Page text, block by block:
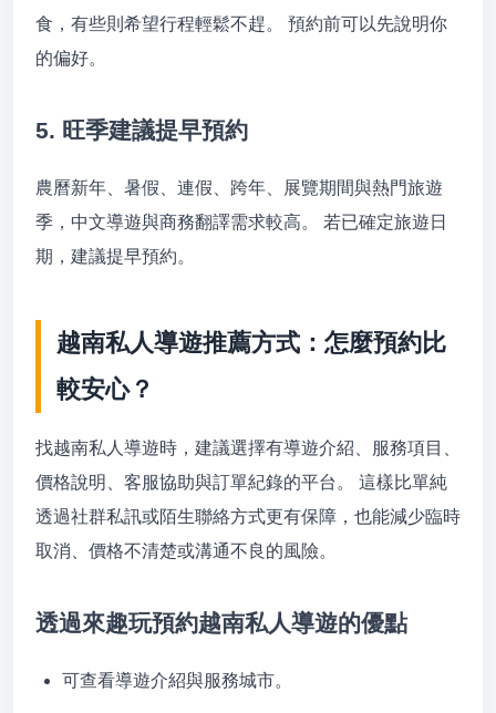
食，有些則希望行程輕鬆不趕。 預約前可以先說明你
的偏好。
5. 旺季建議提早預約
農曆新年、暑假、連假、跨年、展覽期間與熱門旅遊
季，中文導遊與商務翻譯需求較高。 若已確定旅遊日
期，建議提早預約。
越南私人導遊推薦方式：怎麼預約比
較安心？
找越南私人導遊時，建議選擇有導遊介紹、服務項目、
價格說明、客服協助與訂單紀錄的平台。 這樣比單純
透過社群私訊或陌生聯絡方式更有保障，也能減少臨時
取消、價格不清楚或溝通不良的風險。
透過來趣玩預約越南私人導遊的優點
可查看導遊介紹與服務城市。